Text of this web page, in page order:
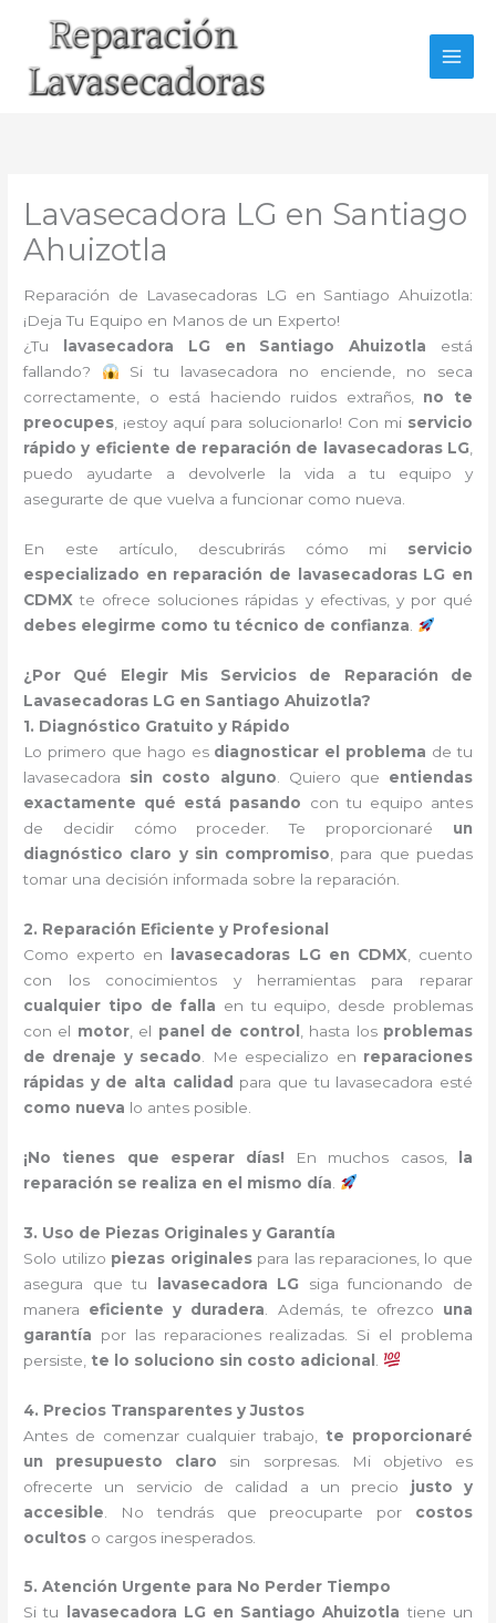
Lavasecadora LG en Santiago
Ahuizotla
Reparación de Lavasecadoras LG en Santiago Ahuizotla:
¡Deja Tu Equipo en Manos de un Experto!
¿Tu
lavasecadora LG en Santiago Ahuizotla está
fallando?
Si tu lavasecadora no enciende, no seca
correctamente, o está haciendo ruidos extraños, no te
preocupes, ¡estoy aquí para solucionarlo! Con mi servicio
rápido y eficiente de reparación de lavasecadoras LG,
puedo ayudarte a devolverle la vida a tu equipo y
asegurarte de que vuelva a funcionar como nueva.
En este artículo, descubrirás cómo mi servicio
especializado en reparación de lavasecadoras LG en
CDMX te ofrece soluciones rápidas y efectivas, y por qué
debes elegirme como tu técnico de confianza
¿Por Qué Elegir Mis Servicios de Reparación de
Lavasecadoras LG en Santiago Ahuizotla?
1. Diagnóstico Gratuito y Rápido
Lo primero que hago es diagnosticar el problema de tu
lavasecadora sin costo alguno . Quiero que entiendas
exactamente qué está pasando con tu equipo antes
de decidir cómo proceder. Te proporcionaré un
diagnóstico claro y sin compromiso , para que puedas
tomar una decisión informada sobre la reparación.
2. Reparación Eficiente y Profesional
Como experto en
lavasecadoras LG en CDMX , cuento
con los conocimientos y herramientas para reparar
cualquier tipo de falla en tu equipo, desde problemas
con el motor, el panel de control , hasta los problemas
de drenaje y secado . Me especializo en reparaciones
rápidas y de alta calidad para que tu lavasecadora esté
como nueva lo antes posible.
¡No tienes que esperar días! En muchos casos,
la
reparación se realiza en el mismo día
3. Uso de Piezas Originales y Garantía
Solo utilizo piezas originalespara las reparaciones, lo que
asegura que tu
lavasecadora LG siga funcionando de
manera eficiente y duradera . Además, te ofrezco una
garantía por las reparaciones realizadas. Si el problema
persiste, te lo soluciono sin costo adicional
4. Precios Transparentes y Justos
Antes de comenzar cualquier trabajo, te proporcionaré
un presupuesto claro sin sorpresas. Mi objetivo es
ofrecerte un servicio de calidad a un precio justo y
accesible . No tendrás que preocuparte por costos
ocultos o cargos inesperados.
5. Atención Urgente para No Perder Tiempo
Si tu
lavasecadora LG en Santiago Ahuizotla tiene un